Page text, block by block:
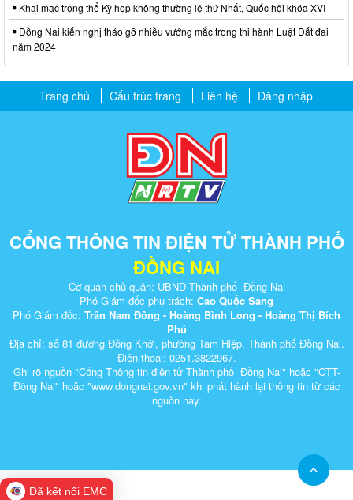
Khai mạc trọng thể Kỳ họp không thường lệ thứ Nhất, Quốc hội khóa XVI
Đồng Nai kiến nghị tháo gỡ nhiều vướng mắc trong thi hành Luật Đất đai
năm 2024
Trang chủ Cấu trúc trang Liên hệ Đăng nhập
CỔNG THÔNG TIN ĐIỆN TỬ THÀNH PHỐ
ĐỒNG NAI
Cơ quan chủ quản: UBND Thành phố Đồng Nai
Phó Giám đốc phụ trách: Cao Quốc Sang
Phó Giám đốc: Trần Nam Đông - Hoàng Bình Long - Hoàng Thị Bích
Phú
Địa chỉ: số 81 đường Đồng Khởi, phường Tam Hiệp, Thành phố Đồng Nai.
Điện thoại: 0251.3822967.
Ghi rõ nguồn "Cổng Thông tin điện tử Thành phố Đồng Nai" hoặc "CTT-
Đồng Nai" hoặc "www.dongnai.g​ov.vn" khi ​phát hành lại thông tin từ các
nguồn này.​
Đã kết nối EMC